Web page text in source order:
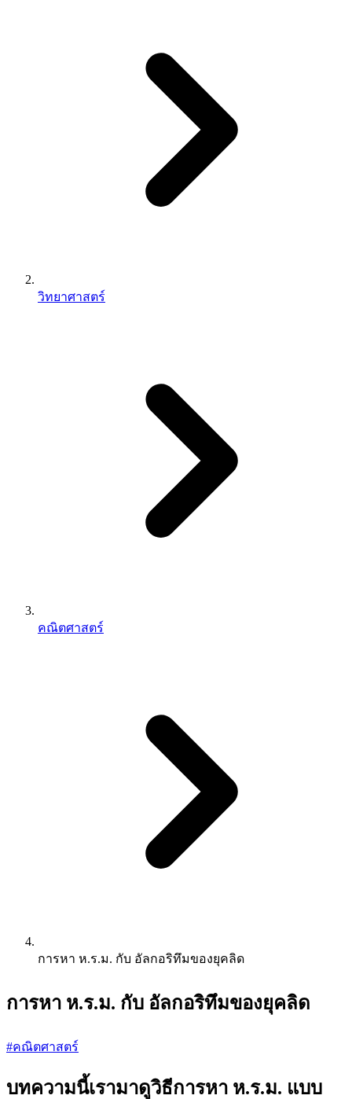
วิทยาศาสตร์
คณิตศาสตร์
การหา ห.ร.ม. กับ อัลกอริทึมของยุคลิด
การหา ห.ร.ม. กับ อัลกอริทึมของยุคลิด
#คณิตศาสตร์
บทความนี้เรามาดูวิธีการหา ห.ร.ม. แบบ